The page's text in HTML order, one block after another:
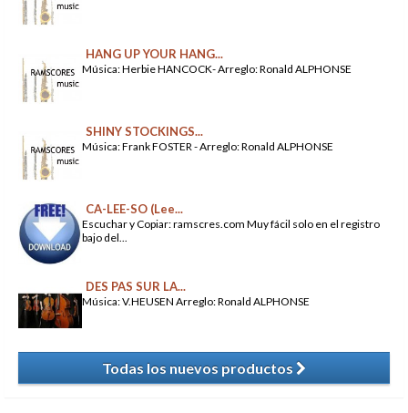
HANG UP YOUR HANG...
Música: Herbie HANCOCK- Arreglo: Ronald ALPHONSE
SHINY STOCKINGS...
Música: Frank FOSTER - Arreglo: Ronald ALPHONSE
CA-LEE-SO (Lee...
Escuchar y Copiar: ramscres.com Muy fácil solo en el registro
bajo del...
DES PAS SUR LA...
Música: V.HEUSEN Arreglo: Ronald ALPHONSE
Todas los nuevos productos